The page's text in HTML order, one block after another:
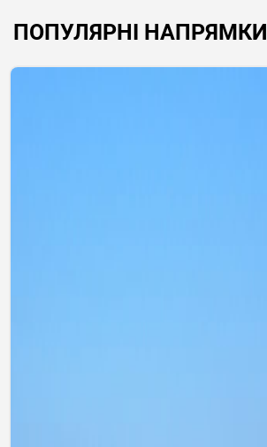
ПОПУЛЯРНІ НАПРЯМКИ